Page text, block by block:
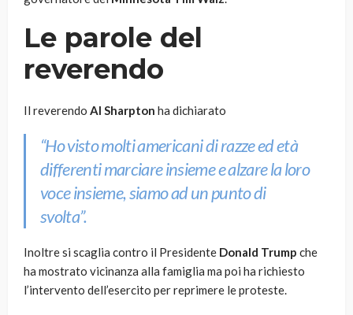
Le parole del
reverendo
Il reverendo Al Sharpton ha dichiarato
“Ho visto molti americani di razze ed età
differenti marciare insieme e alzare la loro
voce insieme, siamo ad un punto di
svolta”.
Inoltre si scaglia contro il Presidente Donald Trump che
ha mostrato vicinanza alla famiglia ma poi ha richiesto
l’intervento dell’esercito per reprimere le proteste.